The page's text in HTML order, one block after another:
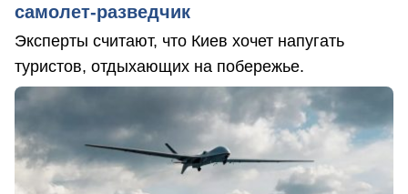
самолет-разведчик
Эксперты считают, что Киев хочет напугать
туристов, отдыхающих на побережье.